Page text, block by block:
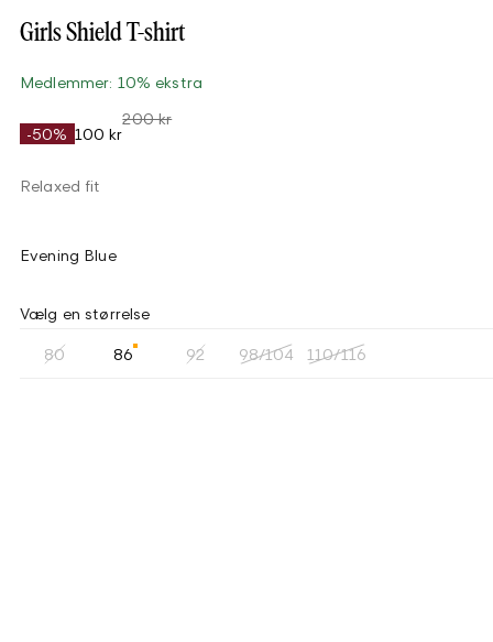
Girls Shield T-shirt
Medlemmer: 10% ekstra
-50% 100 kr
200 kr
Relaxed fit
Evening Blue
Vælg en størrelse
80 86 92 98/104 110/116